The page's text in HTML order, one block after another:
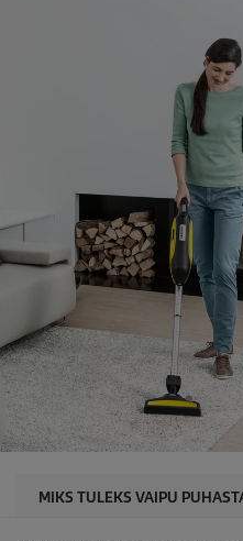
MIKS TULEKS VAIPU